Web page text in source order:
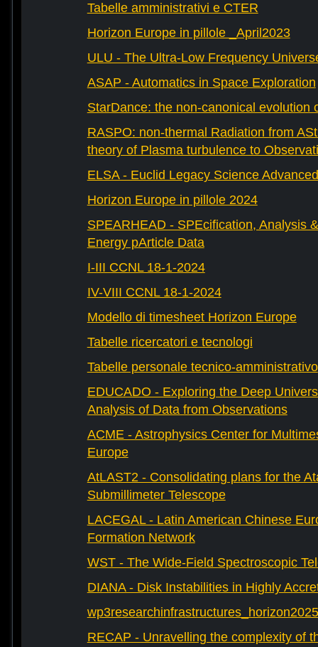
Tabelle amministrativi e CTER
Horizon Europe in pillole _April2023
ULU - The Ultra-Low Frequency
ASAP - Automatics in Space Exploration
StarDance: the non-canonical evolution
RASPO: non-thermal Radiation from
theory of Plasma turbulence to
ELSA - Euclid Legacy Science
Horizon Europe in pillole 2024
SPEARHEAD - SPEcification, Analysis
Energy pArticle Data
I-III CCNL 18-1-2024
IV-VIII CCNL 18-1-2024
Modello di timesheet Horizon Europe
Tabelle ricercatori e tecnologi
Tabelle personale tecnico-amministrativo
EDUCADO - Exploring the Deep
Analysis of Data from Observations
ACME - Astrophysics Center for
Europe
AtLAST2 - Consolidating plans for the
Submillimeter Telescope
LACEGAL - Latin American Chinese
Formation Network
WST - The Wide-Field Spectroscopic
DIANA - Disk Instabilities in Highly
RECAP - Unravelling the complexity of